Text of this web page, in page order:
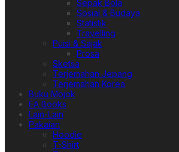
Sepak Bola
Sosial & Budaya
Statistik
Travelling
Puisi & Sajak
Prosa
Sketsa
Terjemahan Jepang
Terjemahan Korea
Buku Mojok
EA Books
Lain-Lain
Pakaian
Hoodie
T-Shirt